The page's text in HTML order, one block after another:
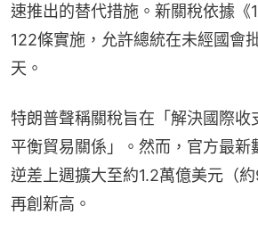
速推出的替代措施。新關稅依據《
122條實施，允許總統在未經國會
天。
特朗普聲稱關稅旨在「解決國際收
平衡貿易關係」。然而，官方最新
逆差上週擴大至約1.2萬億美元（
再創新高。